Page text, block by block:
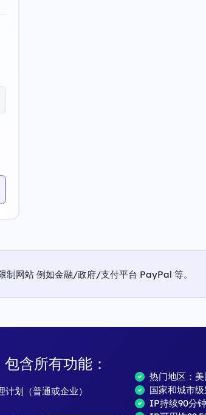
制网站 例如金融/政府/支付平台 PayPal 等。
含所有功能：
划（普通或企业）
热门地区：
国家和城市
IP持续90分钟